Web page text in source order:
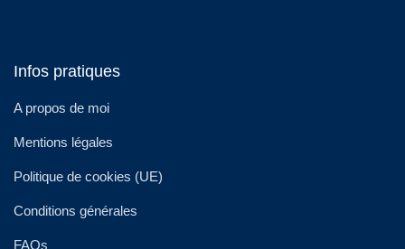
Infos pratiques
A propos de moi
Mentions légales
Politique de cookies (UE)
Conditions générales
FAQs